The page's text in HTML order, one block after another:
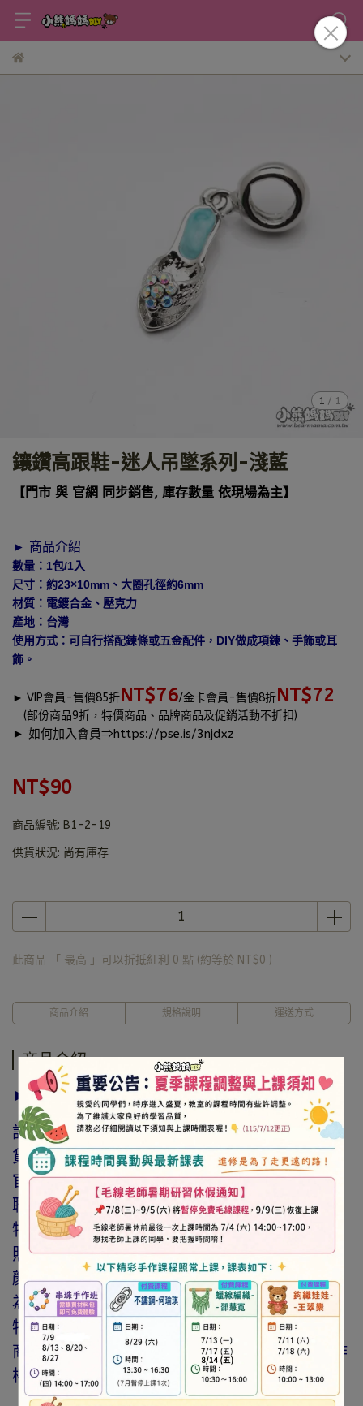
1 / 1
鑲鑽高跟鞋-迷人吊墜系列-淺藍
【門市 與 官網 同步銷售, 庫存數量 依現場為主】
► 商品介紹
數量：1包/1入
尺寸：約23×10mm、大圈孔徑約6mm
材質：電鍍合金、壓克力
產地：台灣
使用方式：可自行搭配鍊條或五金配件，DIY做成項鍊、手飾或耳
飾。
► VIP會員-售價85折 NT$76/金卡會員-售價8折 NT$72
(部份商品9折，特價商品、品牌商品及促銷活動不折扣)
► 如何加入會員⇒https://pse.is/3njdxz
NT$90
商品編號: B1-2-19
供貨狀況: 尚有庫存
此商品 「 最高 」可以折抵紅利 0 點 (約等於 NT$0 )
商品介紹 規格說明 運送方式
商品介紹
► 注意事項
訂購前請詳閱「線上訂購流程說明」及「退換
貨需知」，謝謝。
官網與門市同步銷售，如遇缺貨會由專人與您
聯繫。
特價商品，會員不再提供折扣優惠。
照片因拍攝光線與螢幕色差而有所差異，實際
顏色與網路呈現略有不同，將以實際出貨商品
為準。
特價品、客訂商品、毛線、緞帶、繩線、零碼
商品、工具、消耗性商品(如膠類…等)，與著作
權商品(如書籍…等)，恕不接受退換貨。